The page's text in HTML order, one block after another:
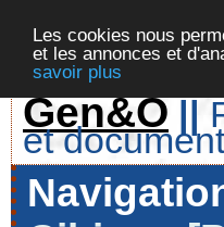
Les cookies nous
et les annonces et
savoir plus
Gen&O ||
et